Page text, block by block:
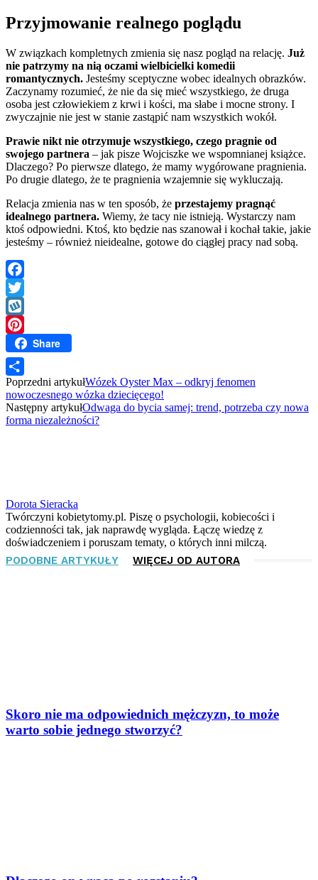
Przyjmowanie realnego poglądu
W związkach kompletnych zmienia się nasz pogląd na relację. Już
nie patrzymy na nią oczami wielbicielki komedii
romantycznych. Jesteśmy sceptyczne wobec idealnych obrazków.
Zaczynamy rozumieć, że nie da się mieć wszystkiego, że druga
osoba jest człowiekiem z krwi i kości, ma słabe i mocne strony. I
zwyczajnie nie jest w stanie zastąpić nam wszystkich wokół.
Prawie nikt nie otrzymuje wszystkiego, czego pragnie od
swojego partnera – jak pisze Wojciszke we wspomnianej książce.
Dlaczego? Po pierwsze dlatego, że mamy wygórowane pragnienia.
Po drugie dlatego, że te pragnienia wzajemnie się wykluczają.
Relacja zmienia nas w ten sposób, że przestajemy pragnąć
idealnego partnera. Wiemy, że tacy nie istnieją. Wystarczy nam
ktoś odpowiedni. Ktoś, kto będzie nas szanował i kochał takie, jakie
jesteśmy – również nieidealne, gotowe do ciągłej pracy nad sobą.
Facebook
Twitter
Wykop
PinterestShare
Share
Poprzedni artykułWózek Oyster Max – odkryj fenomen
nowoczesnego wózka dziecięcego!
Następny artykułOdwaga do bycia samej: trend, potrzeba czy nowa
forma niezależności?
Dorota Sieracka
Twórczyni kobietytomy.pl. Piszę o psychologii, kobiecości i
codzienności tak, jak naprawdę wygląda. Łączę wiedzę z
doświadczeniem i poruszam tematy, o których inni milczą.
PODOBNE ARTYKUŁY WIĘCEJ OD AUTORA
Skoro nie ma odpowiednich mężczyzn, to może
warto sobie jednego stworzyć?